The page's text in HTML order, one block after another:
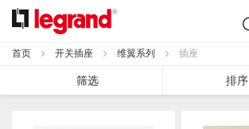
跳
到
容
首页 开关插座 维翼系列 插座
筛选 排序